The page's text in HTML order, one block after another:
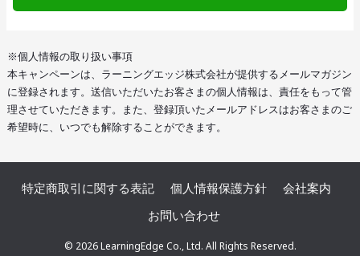
※個人情報の取り扱い事項
本キャンペーンは、ラーニングエッジ株式会社が提供するメールマガジン
に登録されます。送信いただいたお客さまの個人情報は、責任をもって管
理させていただきます。また、登録頂いたメールアドレスはお客さまのご
希望時に、いつでも解除することができます。
特定商取引に関する表記 個人情報保護方針
会社案内
お問い合わせ
© 2026 LearningEdge Co., Ltd. All Rights Reserved.